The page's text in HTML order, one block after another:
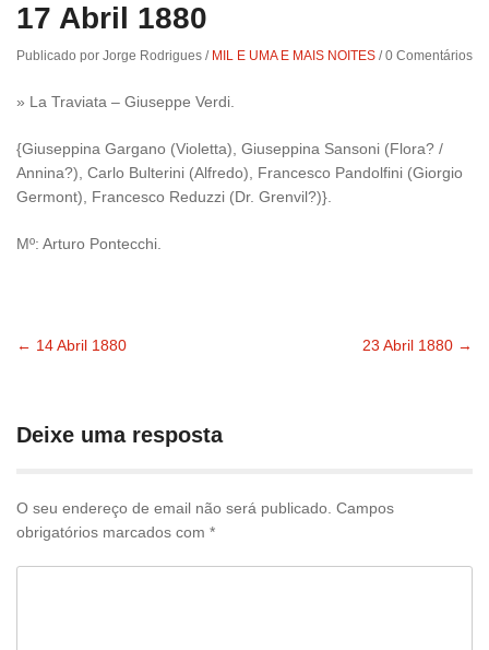
17 Abril 1880
Publicado por Jorge Rodrigues / MIL E UMA E MAIS NOITES /0 Comentários
» La Traviata – Giuseppe Verdi.
{Giuseppina Gargano (Violetta), Giuseppina Sansoni (Flora? /
Annina?), Carlo Bulterini (Alfredo), Francesco Pandolfini (Giorgio
Germont), Francesco Reduzzi (Dr. Grenvil?)}.
Mº: Arturo Pontecchi.
pelas
publicações
← 14 Abril 1880 23 Abril 1880 →
Deixe uma resposta
O seu endereço de email não será publicado. Campos
obrigatórios marcados com *